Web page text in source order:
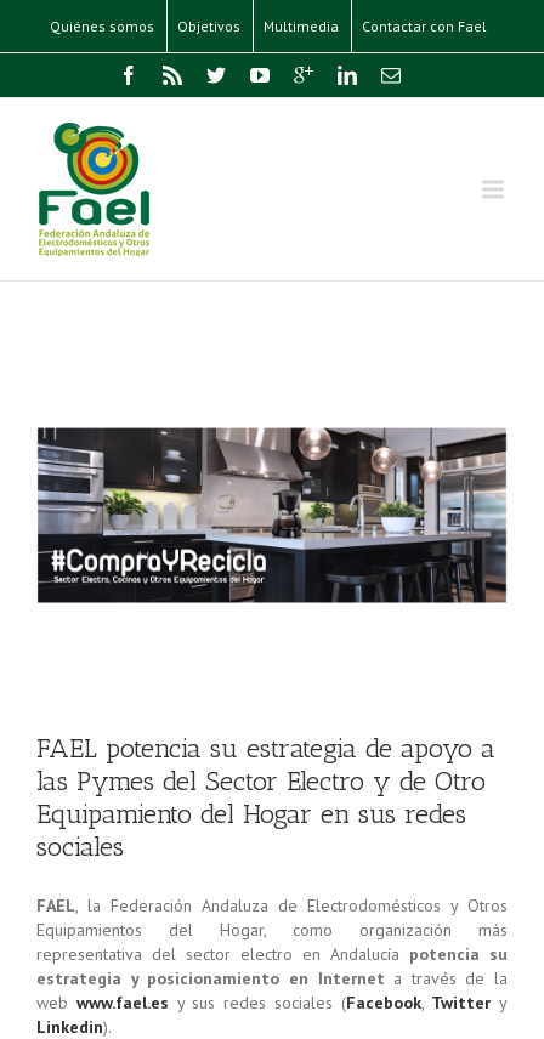
Quiénes somos Objetivos Multimedia Contactar con Fael
FAEL potencia su estrategia de apoyo a
las Pymes del Sector Electro y de Otro
Equipamiento del Hogar en sus redes
sociales
FAEL, la Federación Andaluza de Electrodomésticos y Otros
Equipamientos del Hogar, como organización más
representativa del sector electro en Andalucía potencia su
estrategia y posicionamiento en Internet a través de la
web www.fael.es y sus redes sociales (Facebook, Twitter y
Linkedin).